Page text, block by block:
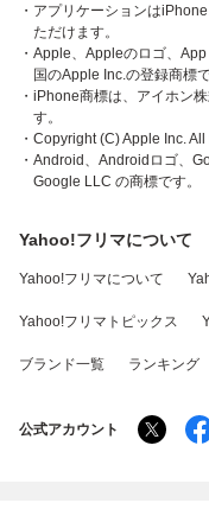
・アプリケーションは
ただけます。
・Apple、Appleのロゴ、
国のApple Inc.の登録商標で
・iPhone商標は、アイホン
す。
・Copyright (C) Apple Inc.
・Android、Androidロゴ、
Google LLC の商標です。
Yahoo!フリマについて
Yahoo!フリマについて
Yahoo!フリマトピックス
ブランド一覧 ランキング
公式アカウント